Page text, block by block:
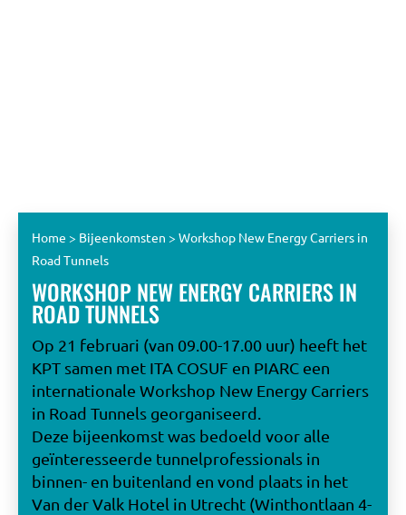
Home > Bijeenkomsten > Workshop New Energy Carriers in
Road Tunnels
WORKSHOP NEW ENERGY CARRIERS IN
ROAD TUNNELS
Op 21 februari (van 09.00-17.00 uur) heeft het
KPT samen met ITA COSUF en PIARC een
internationale Workshop New Energy Carriers
in Road Tunnels georganiseerd.
Deze bijeenkomst was bedoeld voor alle
geïnteresseerde tunnelprofessionals in
binnen- en buitenland en vond plaats in het
Van der Valk Hotel in Utrecht (Winthontlaan 4-